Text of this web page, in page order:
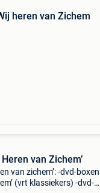
heren van Zichem
van Zichem’
van zichem’: -dvd-boxen
(vrt klassiekers) -dvd-